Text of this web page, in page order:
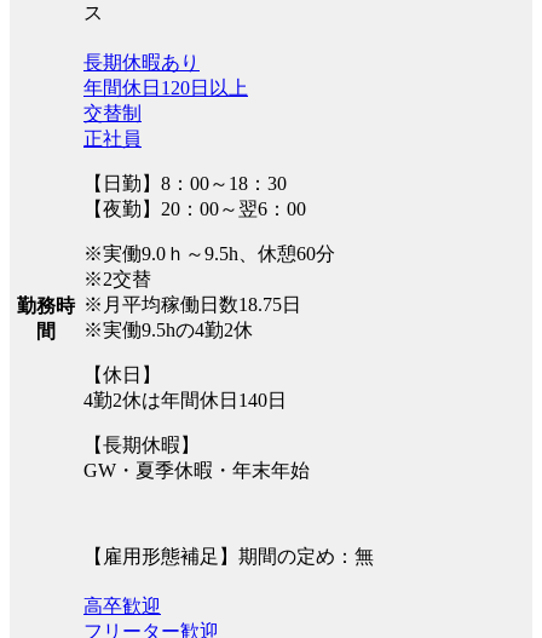
ス
勤務時
間
長期休暇あり
年間休日120日以上
交替制
正社員
【日勤】8：00～18：30
【夜勤】20：00～翌6：00
※実働9.0ｈ～9.5h、休憩60分
※2交替
※月平均稼働日数18.75日
※実働9.5hの4勤2休
【休日】
4勤2休は年間休日140日
【長期休暇】
GW・夏季休暇・年末年始
【雇用形態補足】期間の定め：無
高卒歓迎
フリーター歓迎